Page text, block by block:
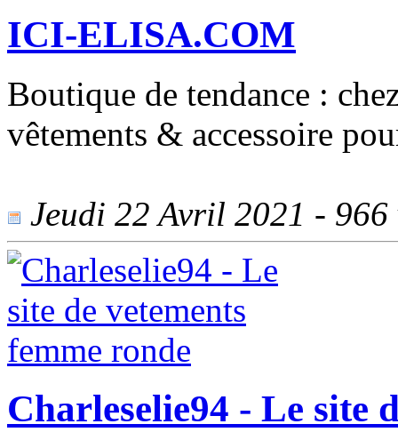
ICI-ELISA.COM
Boutique de tendance :
vêtements & accessoire
Jeudi 22 Avril 2021 - 966
Charleselie94 - Le site